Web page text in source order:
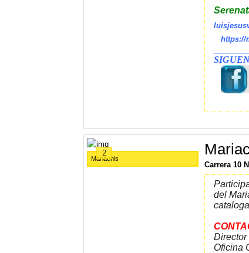
https://
2
Mariachis
Carrera 10
del
Director
Oficina